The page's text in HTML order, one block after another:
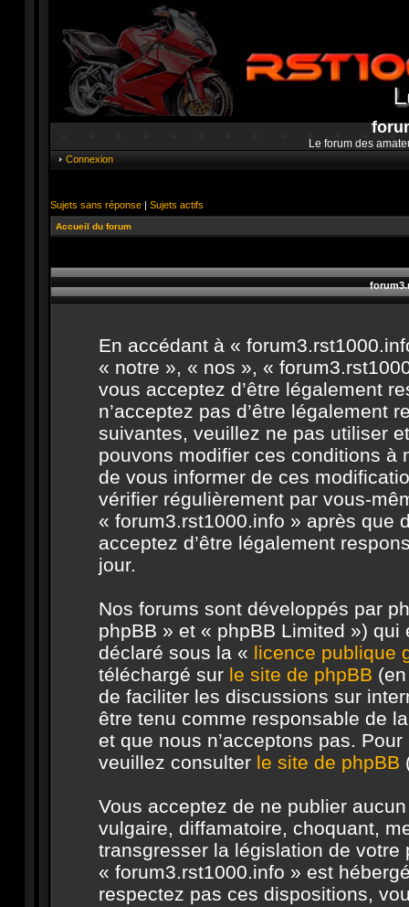
Le forum des
Connexion
Sujets sans réponse | Sujets actifs
Accueil du forum
En accédant à «
« notre », « nos », «
vous acceptez d’être légalement
n’acceptez pas d’être légalement
suivantes, veuillez ne pas utiliser
pouvons modifier ces conditions à
de vous informer de ces
vérifier régulièrement par vous-
« forum3.rst1000.info » après que
acceptez d’être légalement
jour.
Nos forums sont développés par
phpBB » et « phpBB Limited »)
déclaré sous la « licence publique
téléchargé sur le site de phpBB
de faciliter les discussions sur
être tenu comme responsable de
et que nous n’acceptons pas.
veuillez consulter le site de phpBB
Vous acceptez de ne publier
vulgaire, diffamatoire, choquant,
transgresser la législation de
« forum3.rst1000.info » est
respectez pas ces dispositions,